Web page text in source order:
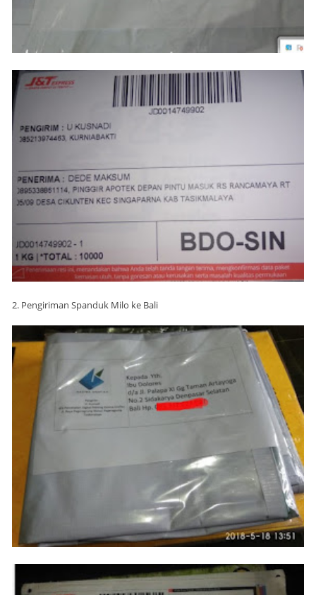
2. Pengiriman Spanduk Milo ke Bali